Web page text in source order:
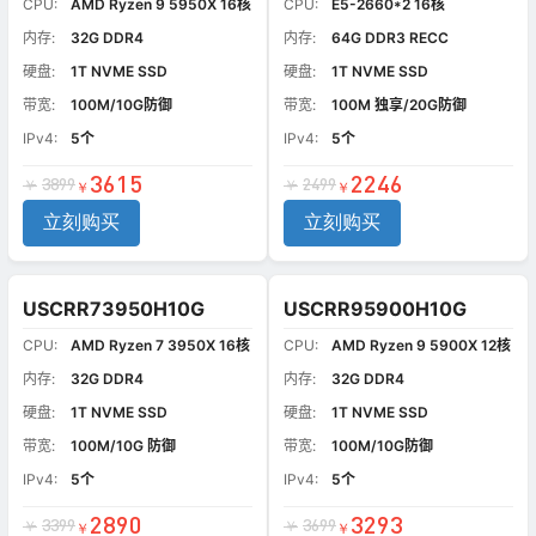
CPU:
AMD Ryzen 9 5950X 16核
内存:
32G DDR4
硬盘:
1T NVME SSD
带宽:
100M/10G防御
IPv4:
5个
￥ 3899 ￥ 3615
立刻购买
CPU:
E5-2660*2 16核
内存:
64G DDR3 RECC
硬盘:
1T NVME SSD
带宽:
100M 独享/20G防御
IPv4:
5个
￥ 2499 ￥ 2246
立刻购买
USCRR73950H10G
CPU:
AMD Ryzen 7 3950X 16核
内存:
32G DDR4
硬盘:
1T NVME SSD
带宽:
100M/10G 防御
IPv4:
5个
￥ 3399 ￥ 2890
USCRR95900H10G
CPU:
AMD Ryzen 9 5900X 12核
内存:
32G DDR4
硬盘:
1T NVME SSD
带宽:
100M/10G防御
IPv4:
5个
￥ 3699 ￥ 3293